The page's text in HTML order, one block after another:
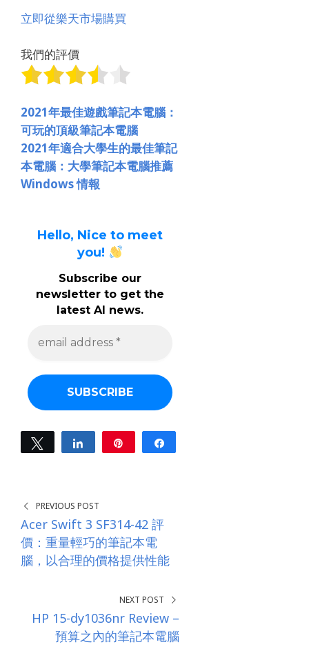
立即從樂天市場購買
我們的評價
2021年最佳遊戲筆記本電腦：
可玩的頂級筆記本電腦
2021年適合大學生的最佳筆記
本電腦：大學筆記本電腦推薦
Windows 情報
Hello, Nice to meet
you!
Subscribe our
newsletter to get the
latest AI news.
a
d
r
e
s
Tweet Share
PREVIOUS POST
Acer Swift 3 SF314-42 評
價：重量輕巧的筆記本電
腦，以合理的價格提供性能
NEXT POST
HP 15-dy1036nr Review –
預算之內的筆記本電腦